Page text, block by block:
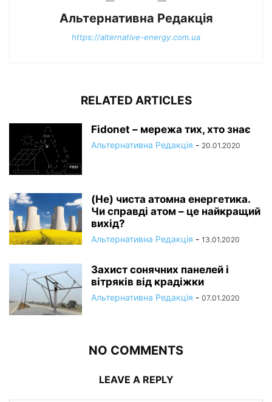
Альтернативна Редакція
https://alternative-energy.com.ua
RELATED ARTICLES
Fidonet – мережа тих, хто знає
Альтернативна Редакція - 20.01.2020
(Не) чиста атомна енергетика.
Чи справді атом – це найкращий
вихід?
Альтернативна Редакція - 13.01.2020
Захист сонячних панелей і
вітряків від крадіжки
Альтернативна Редакція - 07.01.2020
NO COMMENTS
LEAVE A REPLY